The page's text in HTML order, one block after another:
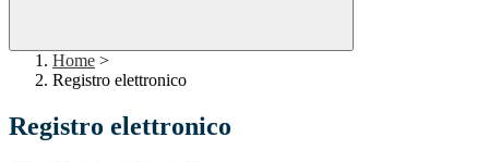
Home >
Registro elettronico
Registro elettronico